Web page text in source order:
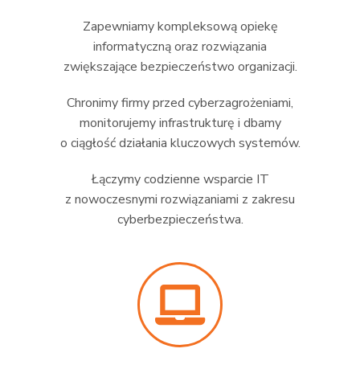
Zapewniamy kompleksową opiekę
informatyczną oraz rozwiązania
zwiększające bezpieczeństwo organizacji.
Chronimy firmy przed cyberzagrożeniami,
monitorujemy infrastrukturę i dbamy
o ciągłość działania kluczowych systemów.
Łączymy codzienne wsparcie IT
z nowoczesnymi rozwiązaniami z zakresu
cyberbezpieczeństwa.